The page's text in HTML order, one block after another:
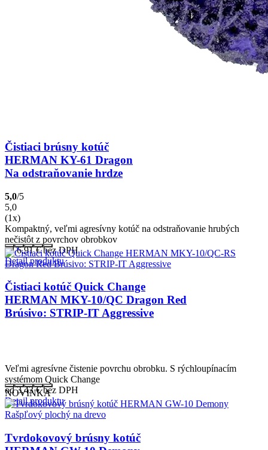
Čistiaci brúsny kotúč
HERMAN KY-61 Dragon
Na odstraňovanie hrdze
5,0/5
5,0
(1x)
Kompaktný, veľmi agresívny kotúč na odstraňovanie hrubých
nečistôt z povrchov obrobkov
od 6,91€bez DPH
Detail produktu
Čistiaci kotúč Quick Change
HERMAN MKY-10/QC Dragon Red
Brúsivo: STRIP-IT Aggressive
Veľmi agresívne čistenie povrchu obrobku. S rýchloupínacím
systémom Quick Change
od 3,43€bez DPH
Detail produktu
NOVINKA
Tvrdokovový brúsny kotúč